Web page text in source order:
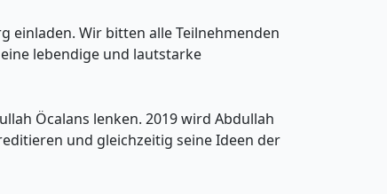
einladen. Wir bitten alle Teilnehmenden
lebendige und lautstarke
Öcalans lenken. 2019 wird Abdullah
und gleichzeitig seine Ideen der